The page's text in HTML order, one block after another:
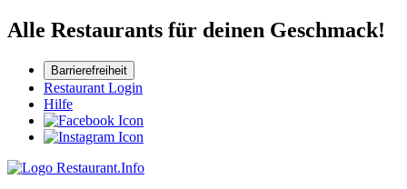
Alle Restaurants für deinen Geschmack!
Barrierefreiheit
Restaurant Login
Hilfe